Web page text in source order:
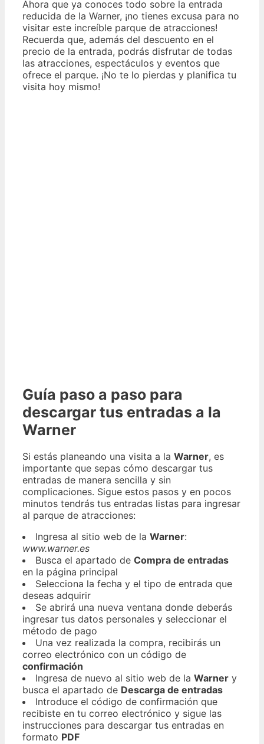
Ahora que ya conoces todo sobre la entrada
reducida de la Warner, ¡no tienes excusa para no
visitar este increíble parque de atracciones!
Recuerda que, además del descuento en el
precio de la entrada, podrás disfrutar de todas
las atracciones, espectáculos y eventos que
ofrece el parque. ¡No te lo pierdas y planifica tu
visita hoy mismo!
Guía paso a paso para
descargar tus entradas a la
Warner
Si estás planeando una visita a la Warner, es
importante que sepas cómo descargar tus
entradas de manera sencilla y sin
complicaciones. Sigue estos pasos y en pocos
minutos tendrás tus entradas listas para ingresar
al parque de atracciones:
Ingresa al sitio web de la Warner:
www.warner.es
Busca el apartado de Compra de entradas
en la página principal
Selecciona la fecha y el tipo de entrada que
deseas adquirir
Se abrirá una nueva ventana donde deberás
ingresar tus datos personales y seleccionar el
método de pago
Una vez realizada la compra, recibirás un
correo electrónico con un código de
confirmación
Ingresa de nuevo al sitio web de la Warner y
busca el apartado de Descarga de entradas
Introduce el código de confirmación que
recibiste en tu correo electrónico y sigue las
instrucciones para descargar tus entradas en
formato PDF